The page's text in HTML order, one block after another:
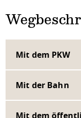
Mit dem PKW
Mit der Bahn
Mit dem